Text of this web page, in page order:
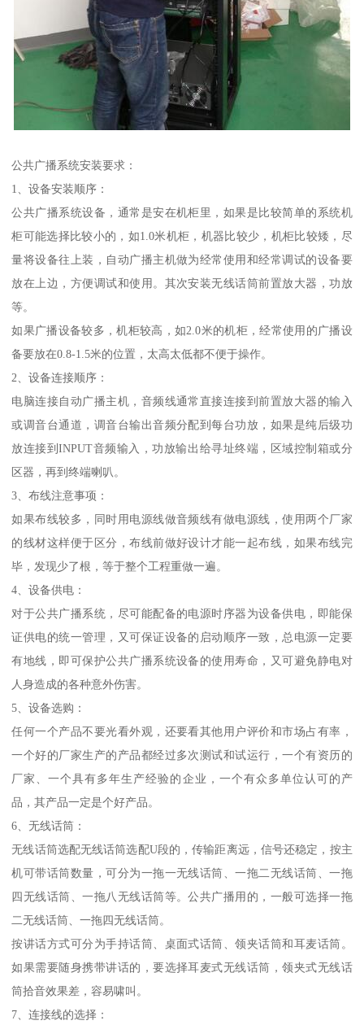
公共广播系统安装要求：
1、设备安装顺序：
公共广播系统设备，通常是安在机柜里，如果是比较简单的系统机
柜可能选择比较小的，如1.0米机柜，机器比较少，机柜比较矮，尽
量将设备往上装，自动广播主机做为经常使用和经常调试的设备要
放在上边，方便调试和使用。其次安装无线话筒前置放大器，功放
等。
如果广播设备较多，机柜较高，如2.0米的机柜，经常使用的广播设
备要放在0.8-1.5米的位置，太高太低都不便于操作。
2、设备连接顺序：
电脑连接自动广播主机，音频线通常直接连接到前置放大器的输入
或调音台通道，调音台输出音频分配到每台功放，如果是纯后级功
放连接到INPUT音频输入，功放输出给寻址终端，区域控制箱或分
区器，再到终端喇叭。
3、布线注意事项：
如果布线较多，同时用电源线做音频线有做电源线，使用两个厂家
的线材这样便于区分，布线前做好设计才能一起布线，如果布线完
毕，发现少了根，等于整个工程重做一遍。
4、设备供电：
对于公共广播系统，尽可能配备的电源时序器为设备供电，即能保
证供电的统一管理，又可保证设备的启动顺序一致，总电源一定要
有地线，即可保护公共广播系统设备的使用寿命，又可避免静电对
人身造成的各种意外伤害。
5、设备选购：
任何一个产品不要光看外观，还要看其他用户评价和市场占有率，
一个好的厂家生产的产品都经过多次测试和试运行，一个有资历的
厂家、一个具有多年生产经验的企业，一个有众多单位认可的产
品，其产品一定是个好产品。
6、无线话筒：
无线话筒选配无线话筒选配U段的，传输距离远，信号还稳定，按主
机可带话筒数量，可分为一拖一无线话筒、一拖二无线话筒、一拖
四无线话筒、一拖八无线话筒等。公共广播用的，一般可选择一拖
二无线话筒、一拖四无线话筒。
按讲话方式可分为手持话筒、桌面式话筒、领夹话筒和耳麦话筒。
如果需要随身携带讲话的，要选择耳麦式无线话筒，领夹式无线话
筒拾音效果差，容易啸叫。
7、连接线的选择：